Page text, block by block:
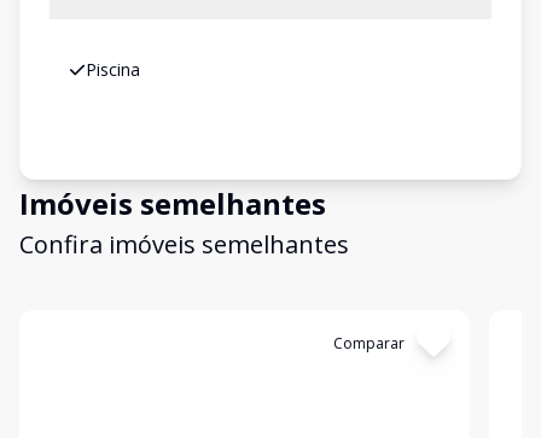
Piscina
Imóveis semelhantes
Confira imóveis semelhantes
Comparar